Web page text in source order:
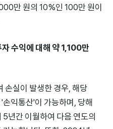
만 원의 10%인 100만 원이
수익에 대해 약 1,100만
손실이 발생한 경우, 해당
익통산'이 가능하며, 당해
년간 이월하여 다음 연도의